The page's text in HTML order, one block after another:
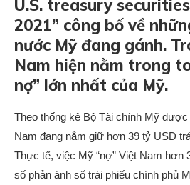
U.S. treasury
2021” công bố về
nước Mỹ đang gánh.
Nam hiện nằm trong
nợ” lớn nhất của Mỹ.
Theo thống kê Bộ Tài chính Mỹ
Nam đang nắm giữ hơn 39 tỷ USD
Thực tế, việc Mỹ “nợ” Việt Nam hơn
số phản ánh số trái phiếu chính phủ